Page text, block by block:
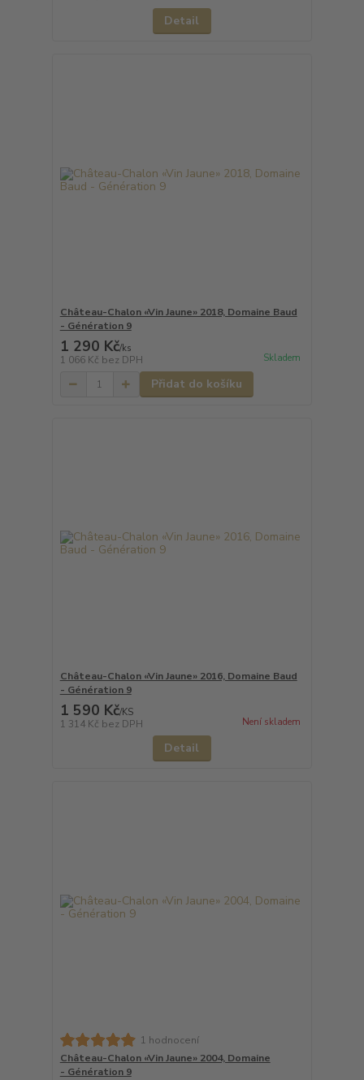
Detail
Château-Chalon «Vin Jaune» 2018, Domaine Baud
- Génération 9
1 290 Kč/ks
1 066 Kč bez DPH Skladem
Přidat do košíku
Château-Chalon «Vin Jaune» 2016, Domaine Baud
- Génération 9
1 590 Kč/KS
1 314 Kč bez DPH Není skladem
Detail
1 hodnocení
Château-Chalon «Vin Jaune» 2004, Domaine
- Génération 9